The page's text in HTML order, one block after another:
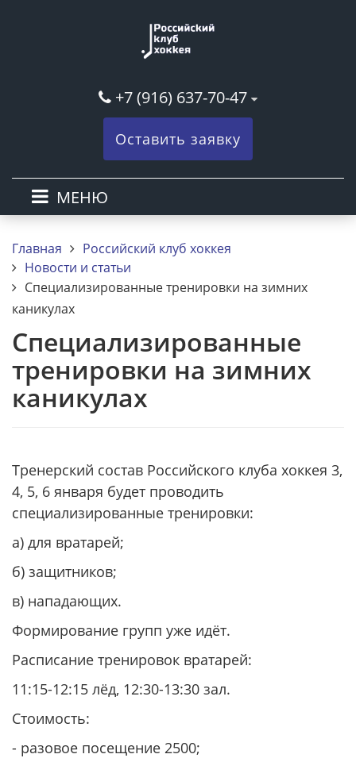
+7 (916) 637-70-47
Оставить заявку
МЕНЮ
Главная
Российский клуб хоккея
Новости и статьи
Специализированные тренировки на зимних
каникулах
Специализированные
тренировки на зимних
каникулах
Тренерский состав Российского клуба хоккея 3,
4, 5, 6 января будет проводить
специализированные тренировки:
а) для вратарей;
б) защитников;
в) нападающих.
Формирование групп уже идёт.
Расписание тренировок вратарей:
11:15-12:15 лёд, 12:30-13:30 зал.
Стоимость:
- разовое посещение 2500;